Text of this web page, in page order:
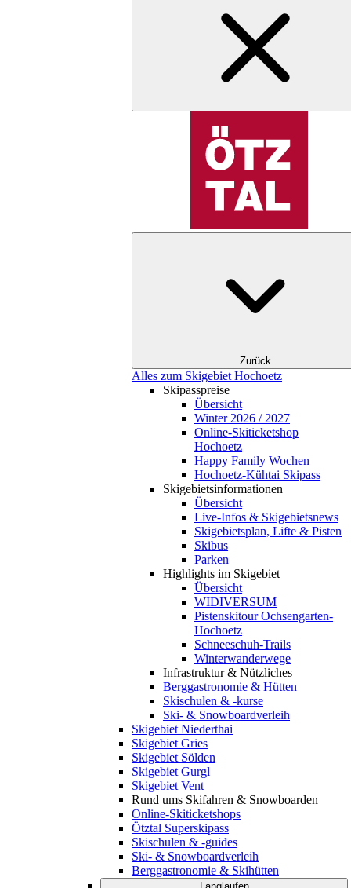
Zurück
Alles zum Skigebiet Hochoetz
Skipasspreise
Übersicht
Winter 2026 / 2027
Online-Skiticketshop
Hochoetz
Happy Family Wochen
Hochoetz-Kühtai Skipass
Skigebietsinformationen
Übersicht
Live-Infos & Skigebietsnews
Skigebietsplan, Lifte & Pisten
Skibus
Parken
Highlights im Skigebiet
Übersicht
WIDIVERSUM
Pistenskitour Ochsengarten-
Hochoetz
Schneeschuh-Trails
Winterwanderwege
Infrastruktur & Nützliches
Berggastronomie & Hütten
Skischulen & -kurse
Ski- & Snowboardverleih
Skigebiet Niederthai
Skigebiet Gries
Skigebiet Sölden
Skigebiet Gurgl
Skigebiet Vent
Rund ums Skifahren & Snowboarden
Online-Skiticketshops
Ötztal Superskipass
Skischulen & -guides
Ski- & Snowboardverleih
Berggastronomie & Skihütten